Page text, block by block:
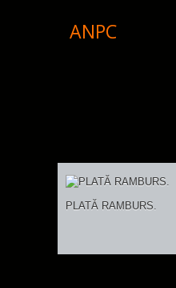
ANPC
PLATĂ RAMBURS.